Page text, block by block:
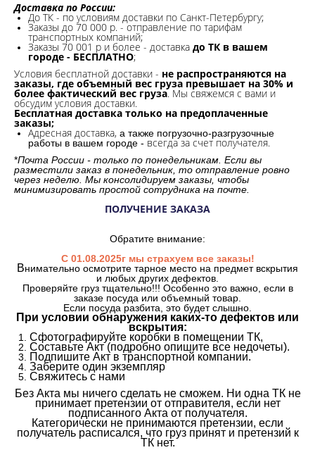
Доставка по России:
До ТК - по условиям доставки по Санкт-Петербургу;
Заказы до 70 000 р. - отправление по тарифам
транспортных компаний;
Заказы 70 001 р и более - доставка до ТК в вашем
городе - БЕСПЛАТНО;
Условия бесплатной доставки - не распространяются на
заказы, где объемный вес груза превышает на 30% и
более фактический вес груза. Мы свяжемся с вами и
обсудим условия доставки.
Бесплатная доставка только на предоплаченные
заказы;
Адресная доставка, а также погрузочно-разгрузочные
работы в вашем городе - всегда за счет получателя.
*Почта России - только по понедельникам. Если вы
разместили заказ в понедельник, то отправление ровно
через неделю. Мы консолидируем заказы, чтобы
минимизировать простой сотрудника на почте.
ПОЛУЧЕНИЕ ЗАКАЗА
Обратите внимание:
С 01.08.2025г мы страхуем все заказы!
Внимательно осмотрите тарное место на предмет вскрытия
и любых других дефектов.
Проверяйте груз тщательно!!! Особенно это важно, если в
заказе посуда или объемный товар.
Если посуда разбита, это будет слышно.
При условии обнаружения каких-то дефектов или
вскрытия:
Сфотографируйте коробки в помещении ТК,
Составьте Акт (подробно опишите все недочеты).
Подпишите Акт в транспортной компании.
Заберите один экземпляр
Свяжитесь с нами
Без Акта мы ничего сделать не сможем. Ни одна ТК не
принимает претензии от отправителя, если нет
подписанного Акта от получателя.
Категорически не принимаются претензии, если
получатель расписался, что груз принят и претензий к
ТК нет.